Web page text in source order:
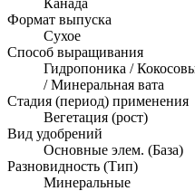
Формат выпуска
Сухое
Способ выращивания
Гидропоника /
/ Минеральная вата
Стадия (период) применения
Вегетация (рост)
Вид удобрений
Основные элем. (База)
Разновидность (Тип)
Минеральные